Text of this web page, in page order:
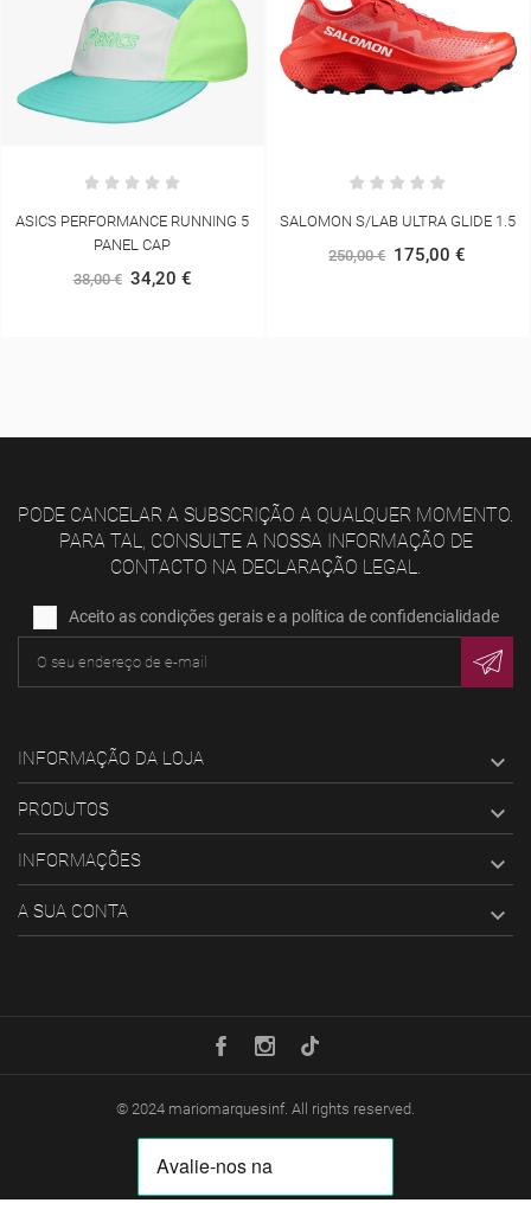
SALOMON S/LAB ULTRA GLIDE 1.5
250,00 € 175,00 €
UNDER ARMOUR CORSÁRIO HG
ARMOUR 3/4 BLACK
PODE CANCELAR A SUBSCRIÇÃO A QUALQUER MOMENTO.
PARA TAL, CONSULTE A NOSSA INFORMAÇÃO DE
CONTACTO NA DECLARAÇÃO LEGAL.
Aceito as condições gerais e a política de confidencialidade
INFORMAÇÃO DA LOJA 
PRODUTOS 
INFORMAÇÕES 
A SUA CONTA 
© 2024 mariomarquesinf. All rights reserved.